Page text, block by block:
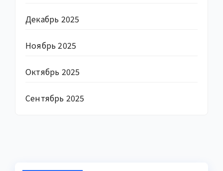
Декабрь 2025
Ноябрь 2025
Октябрь 2025
Сентябрь 2025